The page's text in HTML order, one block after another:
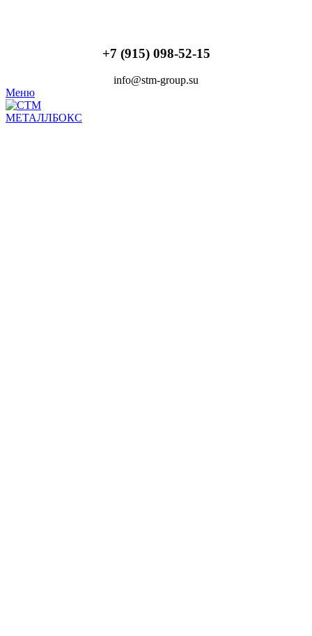
+7 (915) 098-52-15
info@stm-group.su
Меню